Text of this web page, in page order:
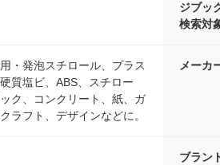
ジブッ
検索対
・発泡スチロール、プラス
質塩ビ、ABS、スチロー
ク、コンクリート、紙、ガ
ラフト、デザインなどに。
メーカ
ブラン